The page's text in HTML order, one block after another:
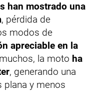
han mostrado una
, pérdida de
modos de
apreciable en la
la moto ha
, generando una
plana y menos